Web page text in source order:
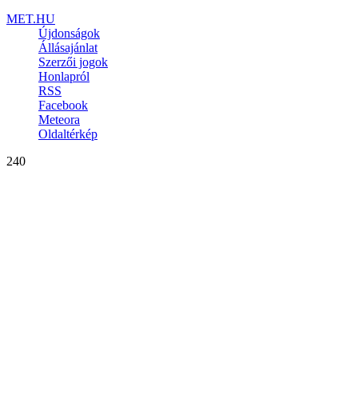
MET.HU
Újdonságok
Állásajánlat
Szerzői jogok
Honlapról
RSS
Facebook
Meteora
Oldaltérkép
240